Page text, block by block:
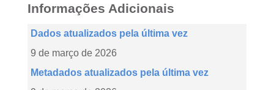
Informações Adicionais
Dados atualizados pela última vez
9 de março de 2026
Metadados atualizados pela última vez